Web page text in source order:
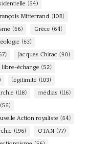
(54)
Mitterrand (108)
(66) Grèce (64)
(63)
Jacques Chirac (90)
libre-échange (52)
légitimité (103)
(118) médias (116)
(56)
Action royaliste (64)
(196) OTAN (77)